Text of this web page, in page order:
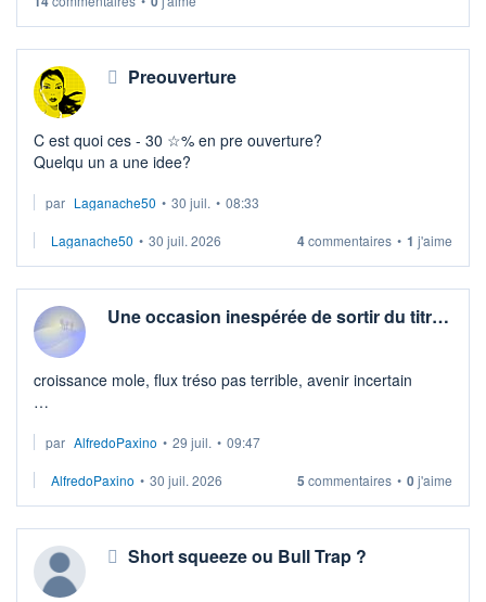
Preouverture
C est quoi ces - 30 ☆% en pre ouverture?
Quelqu un a une idee?
par Laganache50 • 30 juil. • 08:33
Laganache50 • 30 juil. 2026 4commentaires • 1 j'aime
Une occasion inespérée de sortir du titr…
croissance mole, flux tréso pas terrible, avenir incertain
par AlfredoPaxino • 29 juil. • 09:47
AlfredoPaxino • 30 juil. 2026 5 commentaires • 0j'aime
Short squeeze ou Bull Trap ?